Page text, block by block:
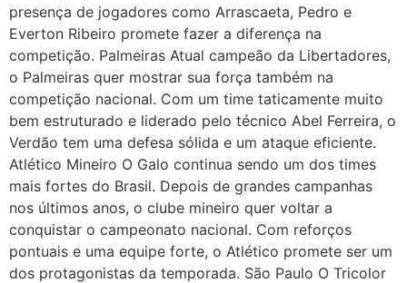
presença de jogadores como Arrascaeta, Pedro e
Everton Ribeiro promete fazer a diferença na
competição. Palmeiras Atual campeão da Libertadores,
o Palmeiras quer mostrar sua força também na
competição nacional. Com um time taticamente muito
bem estruturado e liderado pelo técnico Abel Ferreira, o
Verdão tem uma defesa sólida e um ataque eficiente.
Atlético Mineiro O Galo continua sendo um dos times
mais fortes do Brasil. Depois de grandes campanhas
nos últimos anos, o clube mineiro quer voltar a
conquistar o campeonato nacional. Com reforços
pontuais e uma equipe forte, o Atlético promete ser um
dos protagonistas da temporada. São Paulo O Tricolor